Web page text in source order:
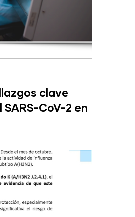
clave
CoV-2 en